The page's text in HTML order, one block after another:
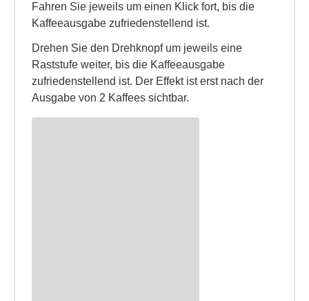
Fahren Sie jeweils um einen Klick fort, bis die
Kaffeeausgabe zufriedenstellend ist.
Drehen Sie den Drehknopf um jeweils eine
Raststufe weiter, bis die Kaffeeausgabe
zufriedenstellend ist. Der Effekt ist erst nach der
Ausgabe von 2 Kaffees sichtbar.